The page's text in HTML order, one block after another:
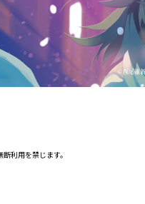
利用を禁じます。